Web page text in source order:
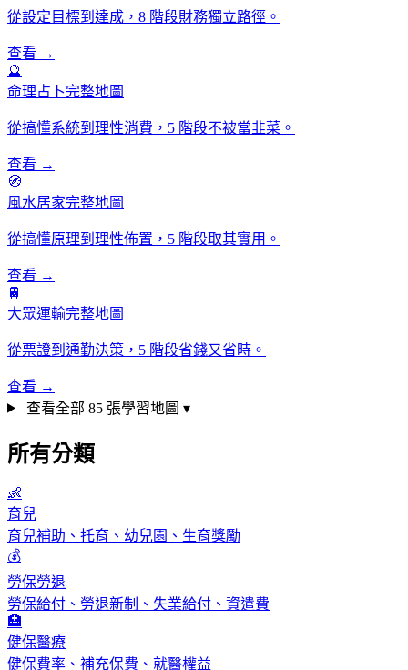
從設定目標到達成，8 階段財務獨立路徑。
查看 →
🔮
命理占卜完整地圖
從搞懂系統到理性消費，5 階段不被當韭菜。
查看 →
🧭
風水居家完整地圖
從搞懂原理到理性佈置，5 階段取其實用。
查看 →
🚆
大眾運輸完整地圖
從票證到通勤決策，5 階段省錢又省時。
查看 →
查看全部 85 張學習地圖 ▾
所有分類
👶
育兒
育兒補助、托育、幼兒園、生育獎勵
💰
勞保勞退
勞保給付、勞退新制、失業給付、資遣費
🏥
健保醫療
健保費率、補充保費、就醫權益